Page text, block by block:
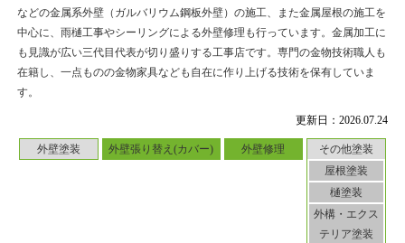
更新日：2026.07.24
外壁塗装 外壁張り替え(カバー) 外壁修理
その他塗装
屋根塗装
樋塗装
外構・エクス
テリア塗装
などの金属系外壁（ガルバリウム鋼板外壁）の施工、また金属屋根の施工を
中心に、雨樋工事やシーリングによる外壁修理も行っています。金属加工に
も見識が広い三代目代表が切り盛りする工事店です。専門の金物技術職人も
在籍し、一点ものの金物家具なども自在に作り上げる技術を保有していま
す。